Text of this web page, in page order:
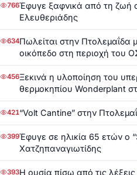
766Έφυγε ξαφνικά από τη ζωή
Ελευθεριάδης
634Πωλείται στην Πτολεμαΐδα
οικόπεδο στη περιοχή του
456Ξεκινά η υλοποίηση του
θερμοκηπίου Wonderplant
421“Volt Cantine” στην
399Έφυγε σε ηλικία 65 ετών ο
Χατζηπαναγιωτίδης
393Η ουσία πίσω από τις